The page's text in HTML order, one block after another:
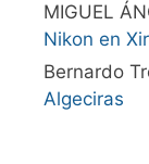
MIGUEL
Nikon en
Bernardo
Algeciras